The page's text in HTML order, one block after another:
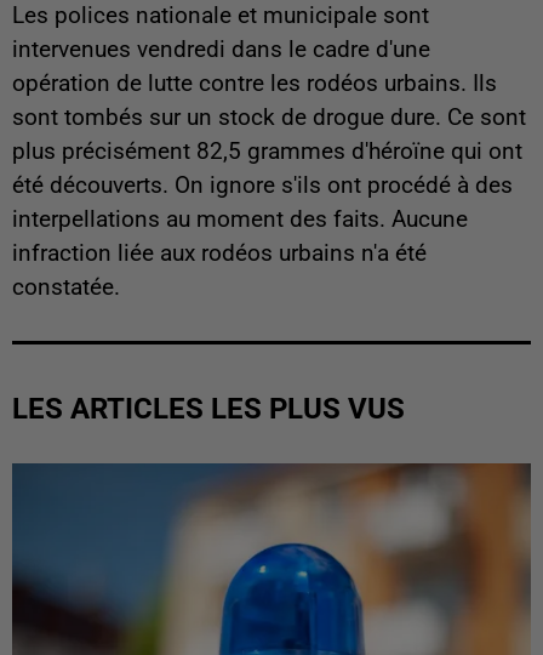
Les polices nationale et municipale sont
intervenues vendredi dans le cadre d'une
opération de lutte contre les rodéos urbains. Ils
sont tombés sur un stock de drogue dure. Ce sont
plus précisément 82,5 grammes d'héroïne qui ont
été découverts. On ignore s'ils ont procédé à des
interpellations au moment des faits. Aucune
infraction liée aux rodéos urbains n'a été
constatée.
LES ARTICLES LES PLUS VUS